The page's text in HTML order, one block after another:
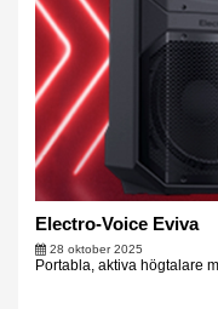
Electro-Voice Eviva
28 oktober 2025
Portabla, aktiva högtalare